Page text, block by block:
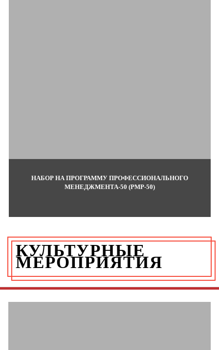
НАБОР НА ПРОГРАММУ ПРОФЕССИОНАЛЬНОГО
МЕНЕДЖМЕНТА-50 (PMP-50)
КУЛЬТУРНЫЕ
МЕРОПРИЯТИЯ